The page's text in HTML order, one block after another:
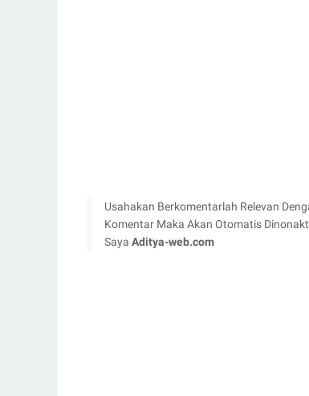
Usahakan Berkomentarlah Relevan
Komentar Maka Akan Otomatis
Saya Aditya-web.com